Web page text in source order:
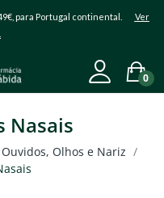
para Portugal continental. Ver
0
Nasais
Ouvidos, Olhos e Nariz